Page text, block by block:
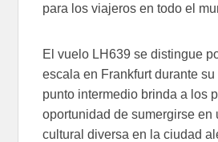
para los viajeros en todo el
El vuelo LH639 se distingue
escala en Frankfurt durante
punto intermedio brinda a los
oportunidad de sumergirse en
cultural diversa en la ciudad